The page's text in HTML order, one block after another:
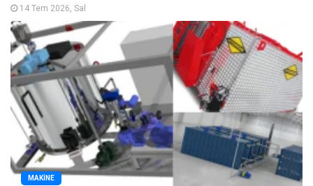
14 Tem 2026, Sal
MAKINE